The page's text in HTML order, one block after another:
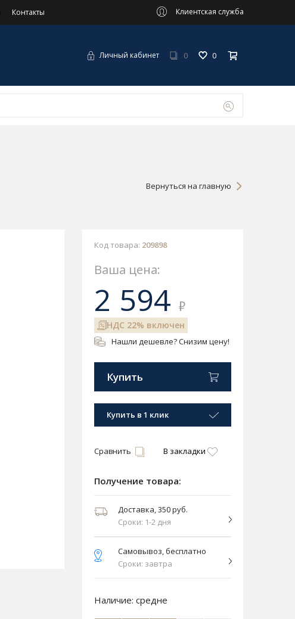
Контакты Клиентская служба
Личный кабинет 0 0
Вернуться на главную
Код товара: 209898
Ваша цена:
2 594 ₽
НДС 22% включен
Нашли дешевле? Снизим цену!
Купить
Купить в 1 клик
Сравнить В закладки
Получение товара:
Доставка, 350 руб.
Сроки: 1-2 дня
Самовывоз, бесплатно
Сроки: завтра
Наличие: средне